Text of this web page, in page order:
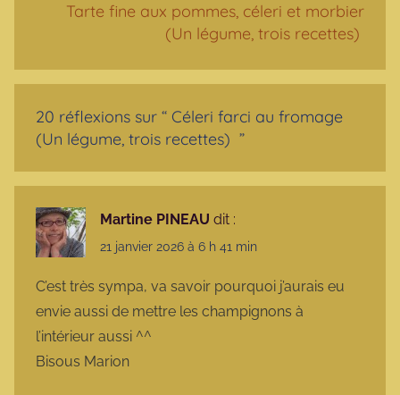
Tarte fine aux pommes, céleri et morbier
(Un légume, trois recettes)
20 réflexions sur “ Céleri farci au fromage
(Un légume, trois recettes) ”
Martine PINEAU dit :
21 janvier 2026 à 6 h 41 min
C’est très sympa, va savoir pourquoi j’aurais eu
envie aussi de mettre les champignons à
l’intérieur aussi ^^
Bisous Marion